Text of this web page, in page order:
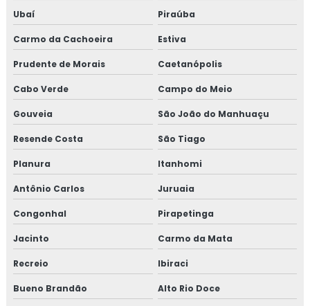
Ubaí Piraúba
Carmo da Cachoeira Estiva
Prudente de Morais Caetanópolis
Cabo Verde Campo do Meio
Gouveia São João do Manhuaçu
Resende Costa São Tiago
Planura Itanhomi
Antônio Carlos Juruaia
Congonhal Pirapetinga
Jacinto Carmo da Mata
Recreio Ibiraci
Bueno Brandão Alto Rio Doce